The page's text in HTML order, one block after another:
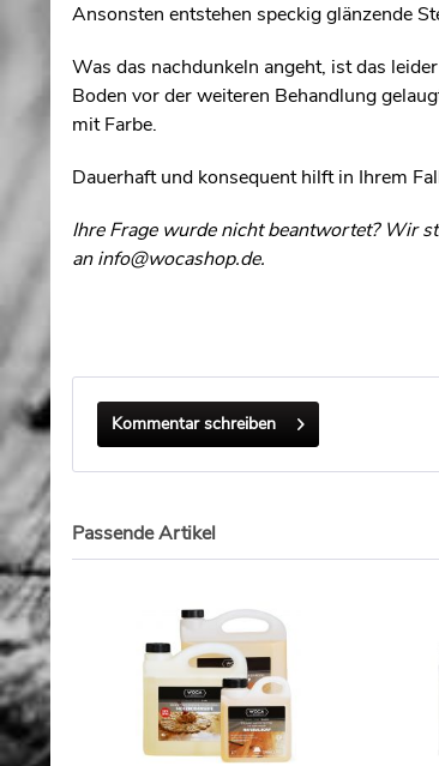
Ansonsten entstehen speckig glänzende
Was das nachdunkeln angeht, ist das
Boden vor der weiteren Behandlung
mit Farbe.
Dauerhaft und konsequent hilft in Ihrem
Ihre Frage wurde nicht beantwortet? Wir
aninfo@wocashop.de.
Kommentar schreiben
Passende Artikel